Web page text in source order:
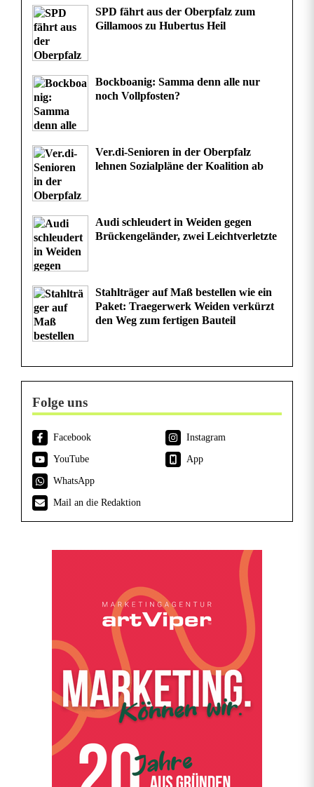
SPD fährt aus der Oberpfalz zum
Gillamoos zu Hubertus Heil
Bockboanig: Samma denn alle nur
noch Vollpfosten?
Ver.di-Senioren in der Oberpfalz
lehnen Sozialpläne der Koalition ab
Audi schleudert in Weiden gegen
Brückengeländer, zwei Leichtverletzte
Stahlträger auf Maß bestellen wie ein
Paket: Traegerwerk Weiden verkürzt
den Weg zum fertigen Bauteil
Folge uns
Facebook
Instagram
YouTube
App
WhatsApp
Mail an die Redaktion